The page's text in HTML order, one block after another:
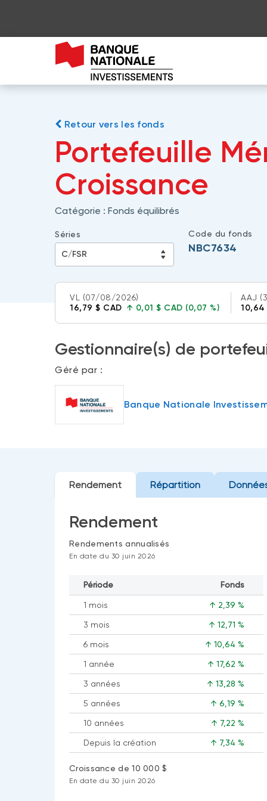
Retour vers les fonds
Portefeuille
Croissance
Catégorie : Fonds équilibrés
Séries Code du fonds
NBC7634
VL (07/08/2026)
16,79 $ CAD ↑ 0,01 $ CAD (0,07 %)
AAJ
10,64
Gestionnaire(s) de
Géré par :
Banque Nationale
Rendement Répartition
Rendement
Rendements annualisés
En date du 30 juin 2026
Période Fonds
1 mois ↑ 2,39 %
3 mois ↑ 12,71 %
6 mois ↑ 10,64 %
1 année ↑ 17,62 %
3 années ↑ 13,28 %
5 années ↑ 6,19 %
10 années ↑ 7,22 %
Depuis la création ↑ 7,34 %
Croissance de 10 000 $
En date du 30 juin 2026